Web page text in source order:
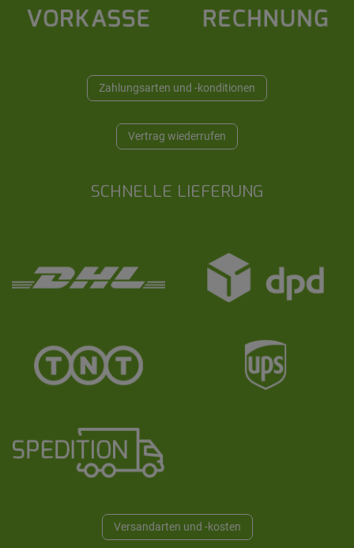
Zahlungsarten und -konditionen
Vertrag wiederrufen
SCHNELLE LIEFERUNG
Versandarten und -kosten